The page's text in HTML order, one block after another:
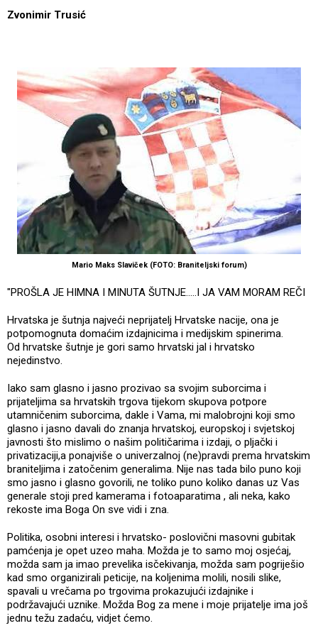
Zvonimir Trusić
Mario Maks Slaviček (FOTO: Braniteljski forum)
"PROŠLA JE HIMNA I MINUTA ŠUTNJE.....I JA VAM MORAM REČI
Hrvatska je šutnja najveći neprijatelj Hrvatske nacije, ona je
potpomognuta domaćim izdajnicima i medijskim spinerima.
Od hrvatske šutnje je gori samo hrvatski jal i hrvatsko
nejedinstvo.
Iako sam glasno i jasno prozivao sa svojim suborcima i
prijateljima sa hrvatskih trgova tijekom skupova potpore
utamničenim suborcima, dakle i Vama, mi malobrojni koji smo
glasno i jasno davali do znanja hrvatskoj, europskoj i svjetskoj
javnosti što mislimo o našim političarima i izdaji, o pljački i
privatizaciji,a ponajviše o univerzalnoj (ne)pravdi prema hrvatskim
braniteljima i zatočenim generalima. Nije nas tada bilo puno koji
smo jasno i glasno govorili, ne toliko puno koliko danas uz Vas
generale stoji pred kamerama i fotoaparatima , ali neka, kako
rekoste ima Boga On sve vidi i zna.
Politika, osobni interesi i hrvatsko- poslovični masovni gubitak
pamćenja je opet uzeo maha. Možda je to samo moj osjećaj,
možda sam ja imao prevelika isčekivanja, možda sam pogriješio
kad smo organizirali peticije, na koljenima molili, nosili slike,
spavali u vrečama po trgovima prokazujući izdajnike i
podržavajući uznike. Možda Bog za mene i moje prijatelje ima još
jednu težu zadaću, vidjet ćemo.